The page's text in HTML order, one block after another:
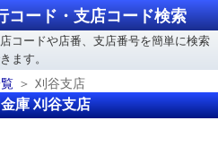
コード・支店コード検索
コードや店番、支店番号を簡単に検索
ます。
刈谷支店
庫 刈谷支店